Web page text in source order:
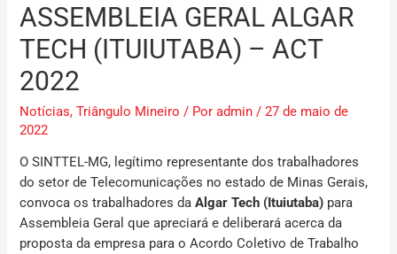
ASSEMBLEIA GERAL ALGAR
TECH (ITUIUTABA) – ACT
2022
Notícias,Triângulo Mineiro / Poradmin /27 de maio de
2022
O SINTTEL-MG, legítimo representante dos trabalhadores
do setor de Telecomunicações no estado de Minas Gerais,
convoca os trabalhadores daAlgar Tech (Ituiutaba) para
Assembleia Geral que apreciará e deliberará acerca da
proposta da empresa para oAcordo Coletivo de Trabalho